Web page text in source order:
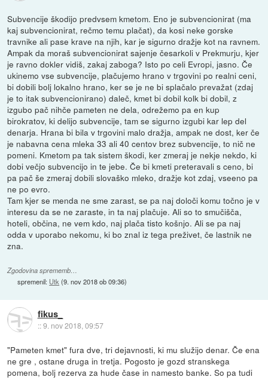
Subvencije škodijo predvsem kmetom. Eno je subvencionirat (ma
kaj subvencionirat, rečmo temu plačat), da kosi neke gorske
travnike ali pase krave na njih, kar je sigurno dražje kot na ravnem.
Ampak da moraš subvencionirat sajenje česarkoli v Prekmurju, kjer
je ravno dokler vidiš, zakaj zaboga? Isto po celi Evropi, jasno. Če
ukinemo vse subvencije, plačujemo hrano v trgovini po realni ceni,
bi dobili bolj lokalno hrano, ker se je ne bi splačalo prevažat (zdaj
je to itak subvencionirano) daleč, kmet bi dobil kolk bi dobil, z
izgubo pač nihče pameten ne dela, odrežemo pa en kup
birokratov, ki delijo subvencije, tam se sigurno izgubi kar lep del
denarja. Hrana bi bila v trgovini malo dražja, ampak ne dost, ker če
je nabavna cena mleka 33 ali 40 centov brez subvencije, to nič ne
pomeni. Kmetom pa tak sistem škodi, ker zmeraj je nekje nekdo, ki
dobi večjo subvencijo in te jebe. Če bi kmeti preteravali s ceno, bi
pa pač še zmeraj dobili slovaško mleko, dražje kot zdaj, vseeno pa
ne po evro.
Tam kjer se menda ne sme zarast, se pa naj določi komu točno je v
interesu da se ne zaraste, in ta naj plačuje. Ali so to smučišča,
hoteli, občina, ne vem kdo, naj plača tisto košnjo. Ali se pa naj
odda v uporabo nekomu, ki bo znal iz tega preživet, če lastnik ne
zna.
Zgodovina sprememb…
spremenil: Utk (9. nov 2018 ob 09:36)
fikus_
::9. nov 2018, 09:57
"Pameten kmet" fura dve, tri dejavnosti, ki mu služijo denar. Če ena
ne gre , ostane druga in tretja. Pogosto je gozd stranskega
pomena, bolj rezerva za hude čase in namesto banke. So pa tudi